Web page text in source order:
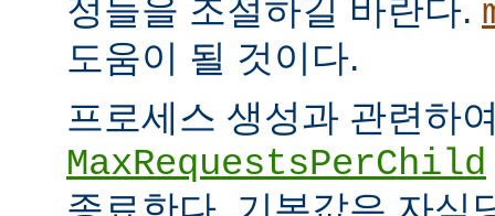
정들을 조절하길 바란다.
도움이 될 것이다.
프로세스 생성과 관련하
MaxRequestsPerChild